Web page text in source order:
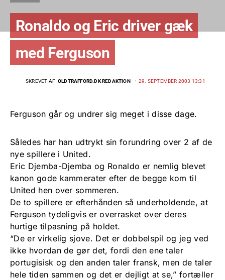
Ronaldo og Eric driver gæk
med Ferguson
SKREVET AF OLDTRAFFORD.DK REDAKTION 29. SEPTEMBER 2003 13:31
Ferguson går og undrer sig meget i disse dage.
Således har han udtrykt sin forundring over 2 af de
nye spillere i United.
Eric Djemba-Djemba og Ronaldo er nemlig blevet
kanon gode kammerater efter de begge kom til
United hen over sommeren.
De to spillere er efterhånden så underholdende, at
Ferguson tydeligvis er overrasket over deres
hurtige tilpasning på holdet.
“De er virkelig sjove. Det er dobbelspil og jeg ved
ikke hvordan de gør det, fordi den ene taler
portugisisk og den anden taler fransk, men de taler
hele tiden sammen og det er dejligt at se,” fortæller